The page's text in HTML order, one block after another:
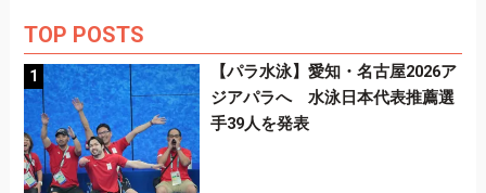
TOP POSTS
【パラ水泳】愛知・名古屋2026ア
ジアパラへ 水泳日本代表推薦選
手39人を発表